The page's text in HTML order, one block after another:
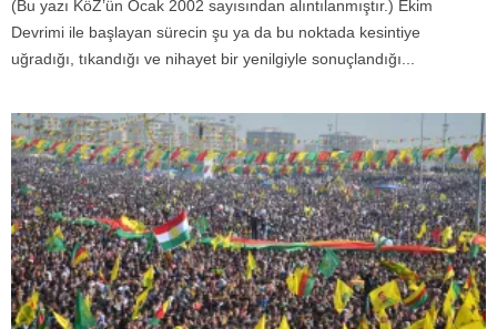
(Bu yazı KöZ’ün Ocak 2002 sayısından alıntılanmıştır.) Ekim
Devrimi ile başlayan sürecin şu ya da bu noktada kesintiye
uğradığı, tıkandığı ve nihayet bir yenilgiyle sonuçlandığı...